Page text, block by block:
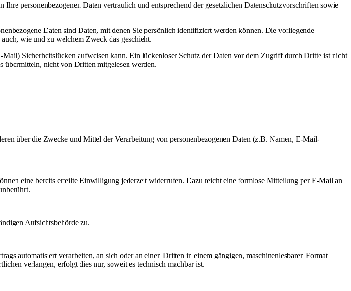
personenbezogenen Daten vertraulich und entsprechend der gesetzlichen Datenschutzvorschriften sowie
Daten sind Daten, mit denen Sie persönlich identifiziert werden können. Die vorliegende
wie und zu welchem Zweck das geschieht.
Sicherheitslücken aufweisen kann. Ein lückenloser Schutz der Daten vor dem Zugriff durch Dritte ist nicht
übermitteln, nicht von Dritten mitgelesen werden.
über die Zwecke und Mittel der Verarbeitung von personenbezogenen Daten (z.B. Namen, E-Mail-
eine bereits erteilte Einwilligung jederzeit widerrufen. Dazu reicht eine formlose Mitteilung per E-Mail an
Aufsichtsbehörde zu.
automatisiert verarbeiten, an sich oder an einen Dritten in einem gängigen, maschinenlesbaren Format
verlangen, erfolgt dies nur, soweit es technisch machbar ist.